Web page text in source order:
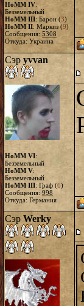
HoMM IV:
Безземельный
HoMM III: Барон (3)
HoMM II: Маркиз (9)
Сообщения: 5308
Откуда: Украина
Сэр yvvan
HoMM VI:
Безземельный
HoMM V:
Безземельный
HoMM III: Граф (6)
Сообщения: 998
Откуда: Германия
Сэр Werky